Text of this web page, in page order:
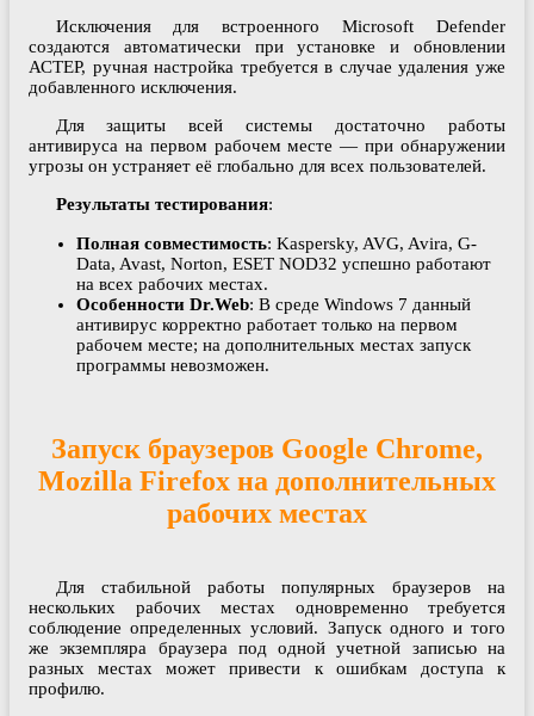
Исключения для встроенного Microsoft Defender
создаются автоматически при установке и обновлении
АСТЕР, ручная настройка требуется в случае удаления уже
добавленного исключения.
Для защиты всей системы достаточно работы
антивируса на первом рабочем месте — при обнаружении
угрозы он устраняет её глобально для всех пользователей.
Результаты тестирования:
Полная совместимость: Kaspersky, AVG, Avira, G-
Data, Avast, Norton, ESET NOD32 успешно работают
на всех рабочих местах.
Особенности Dr.Web: В среде Windows 7 данный
антивирус корректно работает только на первом
рабочем месте; на дополнительных местах запуск
программы невозможен.
Запуск браузеров Google Chrome,
Mozilla Firefox на дополнительных
рабочих местах
Для стабильной работы популярных браузеров на
нескольких рабочих местах одновременно требуется
соблюдение определенных условий. Запуск одного и того
же экземпляра браузера под одной учетной записью на
разных местах может привести к ошибкам доступа к
профилю.